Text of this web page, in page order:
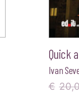
Quick
Ivan
€